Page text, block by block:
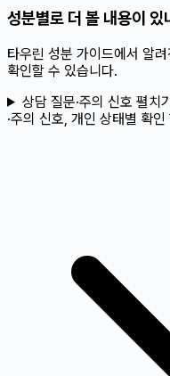
성분별로 더 볼 내용이 있
타우린 성분 가이드에서 알
확인할 수 있습니다.
상담 질문·주의 신호 펼치
·주의 신호, 개인 상태별 확